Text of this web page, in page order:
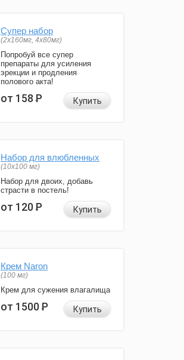
Супер набор
(2х160мг, 4х80мг)
Попробуй все супер
препараты для усиления
эрекции и продления
полового акта!
от 158Р Купить
Набор для влюбленных
(10х100 мг)
Набор для двоих, добавь
страсти в постель!
от 120Р Купить
Крем Naron
(100 мг)
Крем для сужения влагалища
от 1500Р Купить